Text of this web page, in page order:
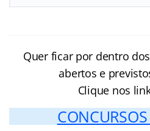
Quer ficar por dentro
abertos e
Clique nos